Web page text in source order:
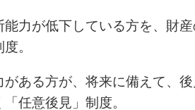
力が低下している方を、財
。
ある方が、将来に備えて、
任意後見」制度。